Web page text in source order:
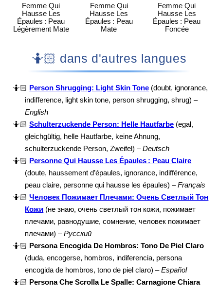
Femme Qui
Hausse Les
Épaules : Peau
Légèrement Mate
Femme Qui
Hausse Les
Épaules : Peau
Mate
Femme Qui
Hausse Les
Épaules : Peau
Foncée
🤷🏻 dans d'autres langues
🤷🏻 Person Shrugging: Light Skin Tone (doubt, ignorance,
indifference, light skin tone, person shrugging, shrug) –
English
🤷🏻 Schulterzuckende Person: Helle Hautfarbe (egal,
gleichgültig, helle Hautfarbe, keine Ahnung,
schulterzuckende Person, Zweifel) –Deutsch
🤷🏻 Personne Qui Hausse Les Épaules : Peau Claire
(doute, haussement d’épaules, ignorance, indifférence,
peau claire, personne qui hausse les épaules) –Français
🤷🏻 Человек Пожимает Плечами: Очень Светлый Тон
Кожи (не знаю, очень светлый тон кожи, пожимает
плечами, равнодушие, сомнение, человек пожимает
плечами) –Русский
🤷🏻 Persona Encogida De Hombros: Tono De Piel Claro
(duda, encogerse, hombros, indiferencia, persona
encogida de hombros, tono de piel claro) –Español
🤷🏻 Persona Che Scrolla Le Spalle: Carnagione Chiara